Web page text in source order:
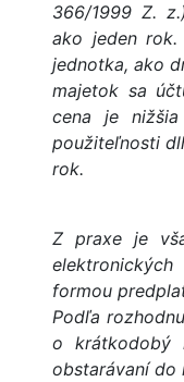
366/1999 Z.
ako jeden
jednotka, ako
majetok sa
cena je
použiteľnosti
rok.
Z praxe je
formou
Podľa
o krátkodobý
obstarávaní do